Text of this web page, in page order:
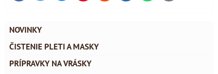
NOVINKY
ČISTENIE PLETI A MASKY
PRÍPRAVKY NA VRÁSKY